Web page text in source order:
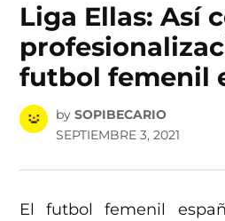
Liga Ellas: Así
futbol femenil
by SOPIBECARIO
SEPTIEMBRE 3, 2021
El futbol femenil